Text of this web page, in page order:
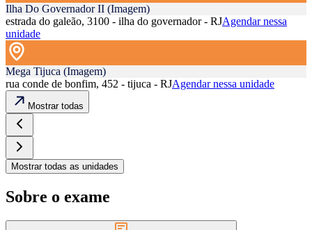
Ilha Do Governador II (Imagem)
estrada do galeão, 3100 - ilha do governador - RJAgendar nessa
unidade
Mega Tijuca (Imagem)
rua conde de bonfim, 452 - tijuca - RJAgendar nessa unidade
Mostrar todas
Mostrar todas as unidades
Sobre o exame